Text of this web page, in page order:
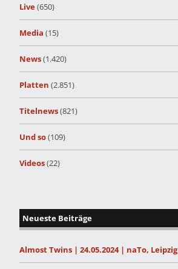
Live(650)
Media (15)
News(1.420)
Platten (2.851)
Titelnews(821)
Und so(109)
Videos(22)
Neueste Beiträge
Almost Twins | 24.05.2024 | naTo, Leipzig